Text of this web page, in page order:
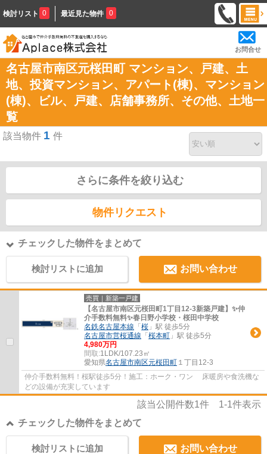
検討リスト 0 最近見た物件 0
お問合せ
名古屋市南区元桜田町 マンション、戸建、土
地、投資マンション、アパート(棟)、マンション
(棟)、ビル、戸建、店舗事務所、その他、土地一
覧
該当物件 1 件
さらに条件を絞り込む
物件リクエスト
チェックした物件をまとめて
検討リストに追加 お問い合わせ
売買｜新築一戸建
【名古屋市南区元桜田町1丁目12-3新築戸建】✨️仲
介手数料無料✨️春日野小学校・桜田中学校
名鉄名古屋本線 「 桜 」駅 徒歩5分
名古屋市営桜通線 「 桜本町 」駅 徒歩5分
4,980万円
間取:1LDK/107.23㎡
愛知県名古屋市南区元桜田町 １丁目12-3
仲介手数料無料！桜駅徒歩5分！施工：ホーク・ワン 床暖房や食洗機な
どの設備が充実しています
該当公開件数1件 1-1件表示
チェックした物件をまとめて
お問い合わせ
検討リストに追加